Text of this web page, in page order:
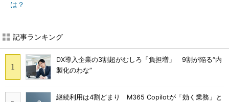
は？
記事ランキング
DX導入企業の3割超がむしろ「負担増」 9割が陥る“内
製化のわな”
継続利用は4割どまり M365 Copilotが「効く業務」と